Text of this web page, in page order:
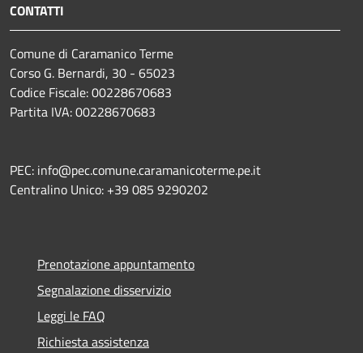
CONTATTI
Comune di Caramanico Terme
Corso G. Bernardi, 30 - 65023
Codice Fiscale: 00228670683
Partita IVA: 00228670683
PEC: info@pec.comune.caramanicoterme.pe.it
Centralino Unico: +39 085 9290202
Prenotazione appuntamento
Segnalazione disservizio
Leggi le FAQ
Richiesta assistenza